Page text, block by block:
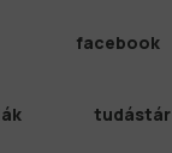
facebook
tudástár